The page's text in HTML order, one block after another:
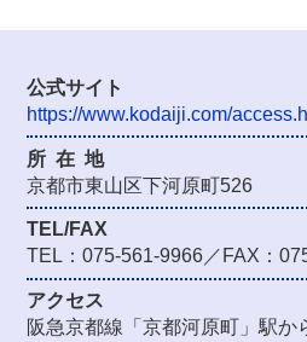
公式サイト
https://www.kodaiji.com/
所在地
京都市東山区下河原町526
TEL/FAX
TEL：075-561-9966／FAX：
アクセス
阪急京都線「京都河原町」駅か